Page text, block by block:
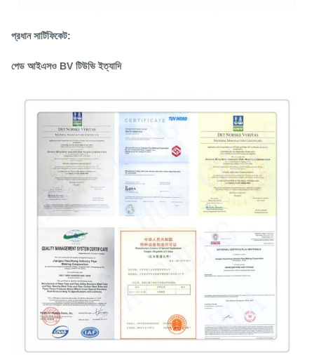
প্রধান সার্টিফিকেট:
পেড আইএসও BV টিউভি ইত্যাদি